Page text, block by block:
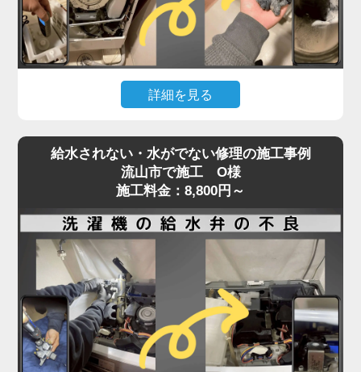
排水エラーや脱水中の停止などの症状が出た場合、
無理に使用を続けるとモーターや基板の故障につな
がり、修理費用が高額になるリスクもあります。
「家電の達人」では、こうした内部詰まりの除去や
排水系統の点検・修理を最短即日で対応可能。
実に原因を特定し、適切な処置を行います。
排水・脱水のトラブルは、ぜひお早めにご相談くだ
詳細を見る
といった症状が出た場合、原因の多くは乾燥経路の
奥に溜まったホコリや汚れです。
フィルターを掃除しても改善しないときは、手の届
かない乾燥ダクト内部やヒートポンプ周辺に汚れが
詰まっている可能性が高く、自力での対応が難しい
状態です。
実際の現場では、数年分のホコリや繊維クズが乾燥
経路を完全に塞ぎ、熱風が循環できず乾燥が不完全
になるケースが多数見られます。
そのまま放置すると、ヒートポンプの故障や基板へ
給水されない・水がでない修理の施工事例
流山市で施工 O様
施工料金：8,800円～